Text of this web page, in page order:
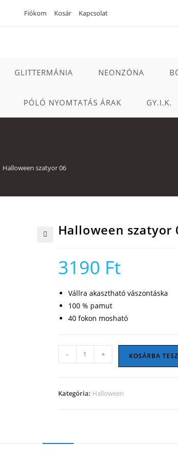
Fiókom Kosár Kapcsolat
GLITTERMÁNIA NEONZÓNA
PÓLÓ NYOMTATÁS ÁRAK GY.I.K.
Halloween szatyor 06
Halloween szatyor
3190 Ft
Vállra akasztható vászontáska
100 % pamut
40 fokon mosható
Halloween
szatyor
mennyiség
- + KOSÁRBA
Kategória: Halloween